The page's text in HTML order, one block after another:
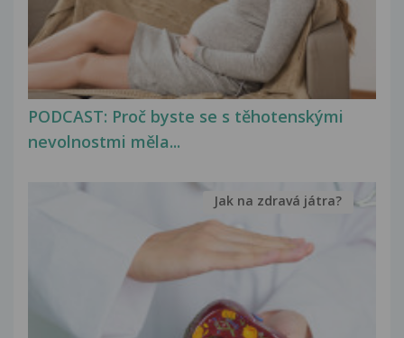
PODCAST: Proč byste se s těhotenskými
nevolnostmi měla...
Jak na zdravá játra?